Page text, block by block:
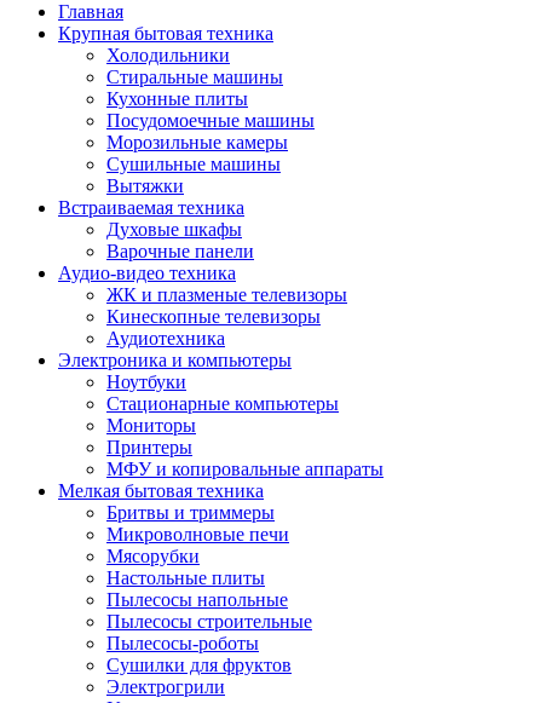
Главная
Крупная бытовая техника
Холодильники
Стиральные машины
Кухонные плиты
Посудомоечные машины
Морозильные камеры
Сушильные машины
Вытяжки
Встраиваемая техника
Духовые шкафы
Варочные панели
Аудио-видео техника
ЖК и плазменые телевизоры
Кинескопные телевизоры
Аудиотехника
Электроника и компьютеры
Ноутбуки
Стационарные компьютеры
Мониторы
Принтеры
МФУ и копировальные аппараты
Мелкая бытовая техника
Бритвы и триммеры
Микроволновые печи
Мясорубки
Настольные плиты
Пылесосы напольные
Пылесосы строительные
Пылесосы-роботы
Сушилки для фруктов
Электрогрили